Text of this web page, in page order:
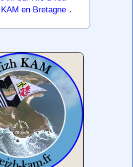
en Bretagne .